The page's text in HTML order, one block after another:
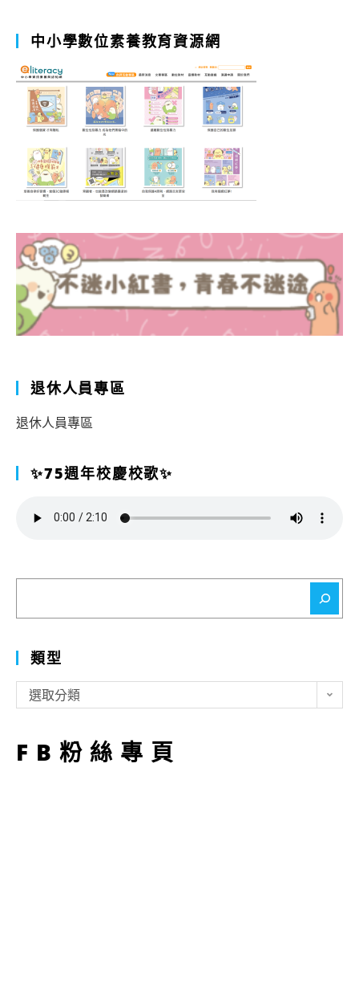
中小學數位素養教育資源網
退休人員專區
退休人員專區
✨75週年校慶校歌✨
類型
型
選取分類
FB粉絲專頁